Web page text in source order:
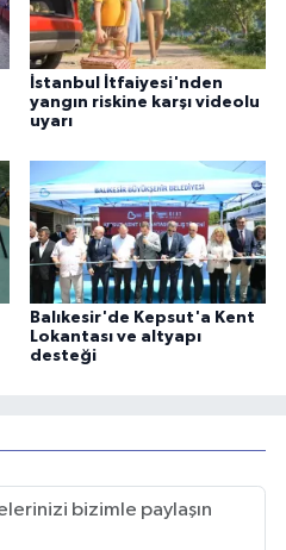
İstanbul İtfaiyesi'nden
yangın riskine karşı videolu
uyarı
Balıkesir'de Kepsut'a Kent
Lokantası ve altyapı
desteği